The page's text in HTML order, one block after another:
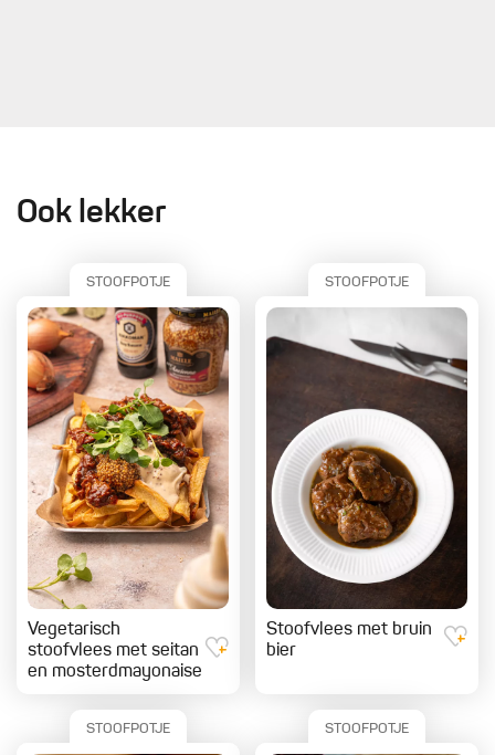
Ook lekker
STOOFPOTJE
Vegetarisch
stoofvlees met seitan
en mosterdmayonaise
STOOFPOTJE
Stoofvlees met bruin
bier
STOOFPOTJE STOOFPOTJE